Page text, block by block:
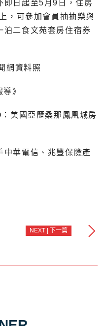
即日起至5月9日，住房
，可參加會員抽抽樂與
泊二食文苑套房住宿券
網資料照
》
美國亞歷桑那鳳凰城房
中華電信、兆豐保險產
NEXT | 下一篇